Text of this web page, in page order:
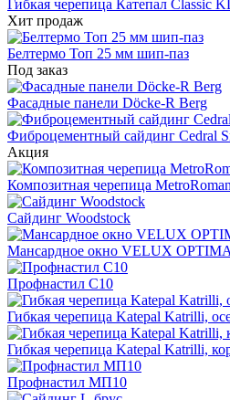
Гибкая черепица Катепал Classic
Хит продаж
Белтермо Топ 25 мм шип-паз
Под заказ
Фасадные панели Döcke-R Berg
Фиброцементный сайдинг Cedral
Акция
Композитная черепица MetroRoman
Cайдинг Woodstock
Мансардное окно VELUX
Профнастил С10
Гибкая черепица Katepal Katrilli,
Гибкая черепица Katepal Katrilli,
Профнастил МП10